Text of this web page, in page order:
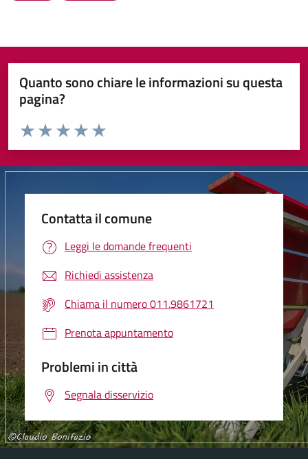
Quanto sono chiare le informazioni su questa
pagina?
Valuta da 1 a 5 stelle la pagina
Valuta 5 stelle su 5
Valuta 4 stelle su 5
Valuta 3 stelle su 5
Valuta 2 stelle su 5
Valuta 1 stelle su 5
Contatta il comune
Leggi le domande frequenti
Richiedi assistenza
Chiama il numero 011.9861721
Prenota appuntamento
Problemi in città
Segnala disservizio